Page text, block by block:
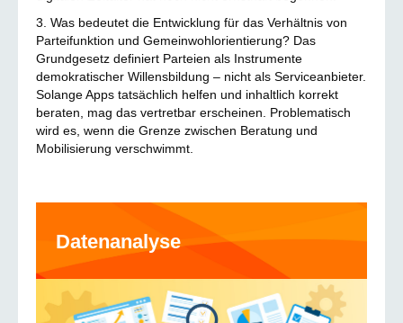
3. Was bedeutet die Entwicklung für das Verhältnis von
Parteifunktion und Gemeinwohlorientierung? Das
Grundgesetz definiert Parteien als Instrumente
demokratischer Willensbildung – nicht als Serviceanbieter.
Solange Apps tatsächlich helfen und inhaltlich korrekt
beraten, mag das vertretbar erscheinen. Problematisch
wird es, wenn die Grenze zwischen Beratung und
Mobilisierung verschwimmt.
Datenanalyse